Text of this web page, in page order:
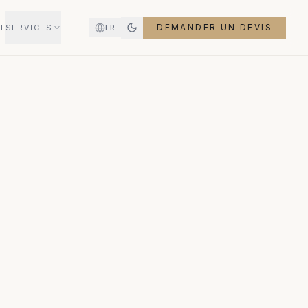
SERVICES FR DEMANDER UN DEVIS